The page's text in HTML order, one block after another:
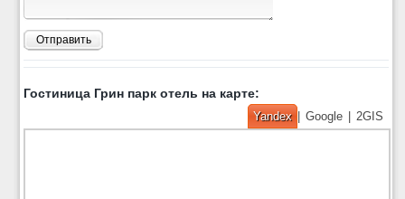
Отправить
Гостиница Грин парк отель на карте:
Yandex Google 2GIS